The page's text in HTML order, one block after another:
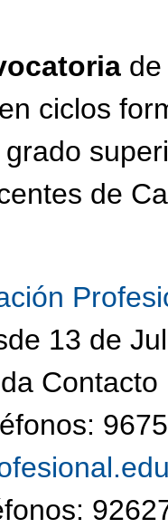
ciclos
de
13 de